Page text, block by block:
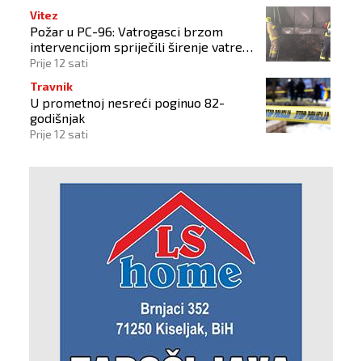
Vitez
Požar u PC-96: Vatrogasci brzom
intervencijom spriječili širenje vatre
na okolne objekte
Prije 12 sati
Travnik
U prometnoj nesreći poginuo 82-
godišnjak
Prije 12 sati